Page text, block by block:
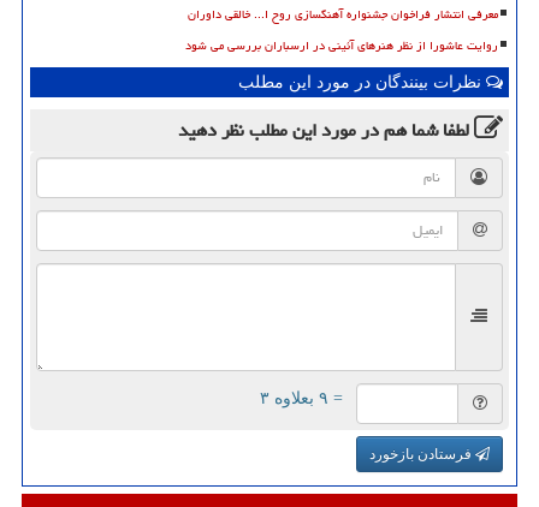
معرفی انتشار فراخوان جشنواره آهنگسازی روح ا... خالقی داوران
روایت عاشورا از نظر هنرهای آئینی در ارسباران بررسی می شود
نظرات بینندگان در مورد این مطلب
لطفا شما همدر مورد این مطلبنظر دهید
= ۹ بعلاوه ۳
فرستادن بازخورد